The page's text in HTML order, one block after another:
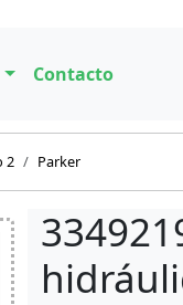
Contacto
2 Parker